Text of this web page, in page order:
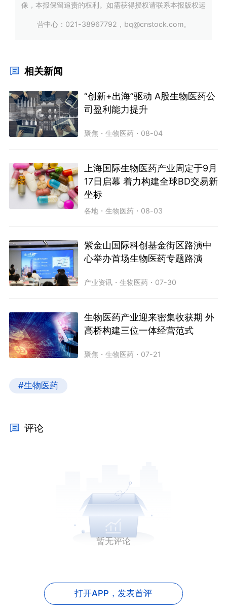
像，本报保留追责的权利。如需获得授权请联系本报版权运
营中心：021-38967792，bq@cnstock.com。
相关新闻
“创新+出海”驱动 A股生物医药公
司盈利能力提升
聚焦 ・生物医药 ・ 08-04
上海国际生物医药产业周定于9月
17日启幕 着力构建全球BD交易新
坐标
各地 ・生物医药 ・ 08-03
紫金山国际科创基金街区路演中
心举办首场生物医药专题路演
产业资讯 ・生物医药 ・ 07-30
生物医药产业迎来密集收获期 外
高桥构建三位一体经营范式
聚焦 ・生物医药 ・ 07-21
#生物医药
评论
暂无评论
打开APP，发表首评